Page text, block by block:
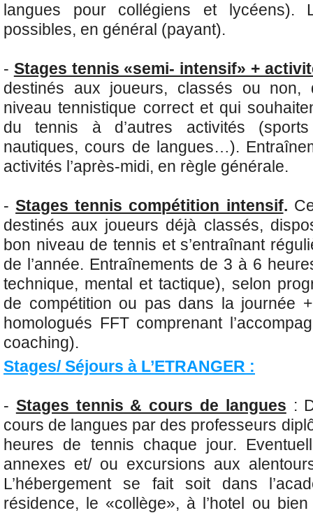
langues pour collégiens et lycéens).
possibles, en général (payant).
- Stages tennis «semi- intensif» +
destinés aux joueurs, classés ou non,
niveau tennistique correct et qui
du tennis à d’autres activités
nautiques, cours de langues…).
activités l’après-midi, en règle générale.
-Stages tennis compétition intensif.
destinés aux joueurs déjà classés,
bon niveau de tennis et s’entraînant
de l’année. Entraînements de 3 à 6
technique, mental et tactique), selon
de compétition ou pas dans la journée
homologués FFT comprenant
coaching).
Stages/ Séjours à L’ETRANGER :
- Stages tennis & cours de langues :
cours de langues par des professeurs
heures de tennis chaque jour.
annexes et/ ou excursions aux
L’hébergement se fait soit dans
résidence, le «collège», à l’hotel ou bien